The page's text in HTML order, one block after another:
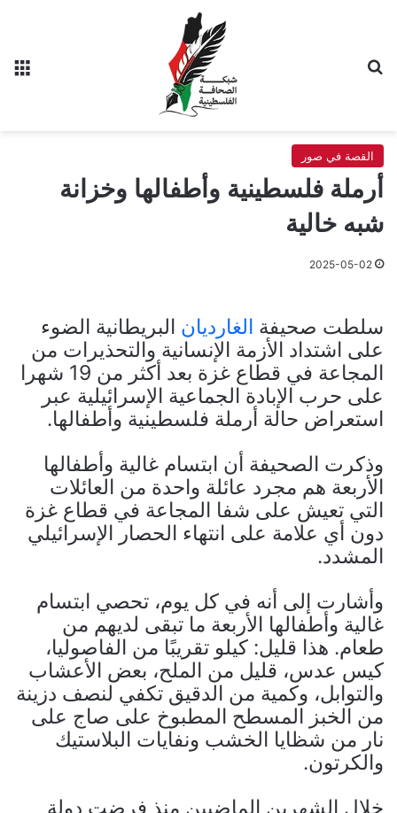
القصة في صور
أرملة فلسطينية وأطفالها وخزانة
شبه خالية
2025-05-02
سلطت صحيفة الغارديان البريطانية الضوء
على اشتداد الأزمة الإنسانية والتحذيرات من
المجاعة في قطاع غزة بعد أكثر من 19 شهرا
على حرب الإبادة الجماعية الإسرائيلية عبر
استعراض حالة أرملة فلسطينية وأطفالها.
وذكرت الصحيفة أن ابتسام غالية وأطفالها
الأربعة هم مجرد عائلة واحدة من العائلات
التي تعيش على شفا المجاعة في قطاع غزة
دون أي علامة على انتهاء الحصار الإسرائيلي
المشدد.
وأشارت إلى أنه في كل يوم، تحصي ابتسام
غالية وأطفالها الأربعة ما تبقى لديهم من
طعام. هذا قليل: كيلو تقريبًا من الفاصوليا،
كيس عدس، قليل من الملح، بعض الأعشاب
والتوابل، وكمية من الدقيق تكفي لنصف دزينة
من الخبز المسطح المطبوخ على صاج على
نار من شظايا الخشب ونفايات البلاستيك
والكرتون.
خلال الشهرين الماضيين منذ فرضت دولة